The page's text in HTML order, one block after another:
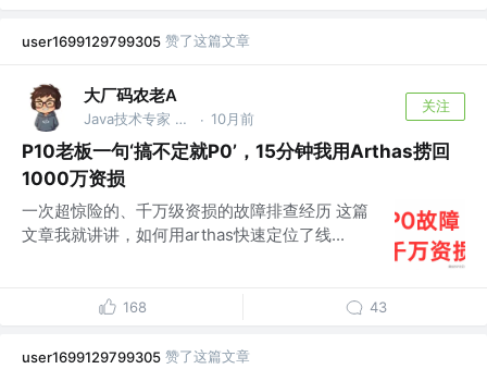
user1699129799305 赞了这篇文章
大厂码农老A
Java技术专家 @阿里巴巴 · 10月前
关注
P10老板一句‘搞不定就P0’，15分钟我用Arthas捞回
1000万资损
一次超惊险的、千万级资损的故障排查经历 这篇
文章我就讲讲，如何用arthas快速定位了线...
168 43
user1699129799305 赞了这篇文章